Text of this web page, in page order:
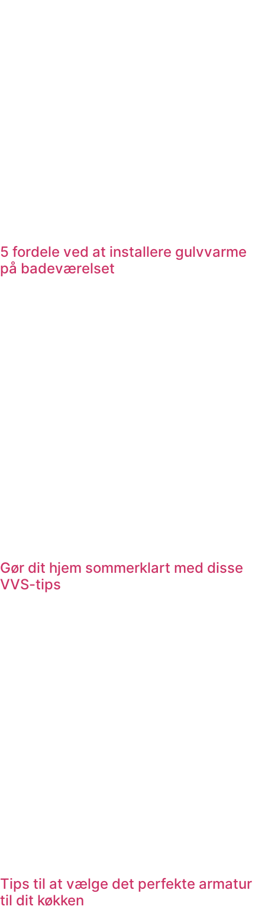
5 fordele ved at installere gulvvarme
på badeværelset
Gør dit hjem sommerklart med disse
VVS-tips
Tips til at vælge det perfekte armatur
til dit køkken